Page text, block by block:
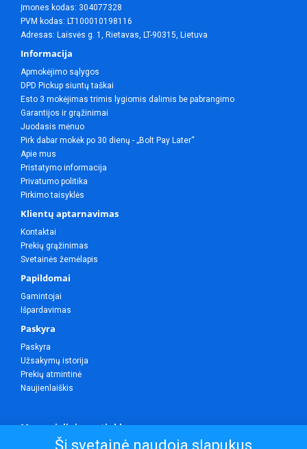
Įmones kodas: 304077328
PVM kodas: LT100010198116
Adresas: Laisvės g. 1, Rietavas, LT-90315, Lietuva
Informacija
Apmokėjimo sąlygos
DPD Pickup siuntų taškai
Esto 3 mokėjimas trimis lygiomis dalimis be pabrangimo
Garantijos ir grąžinimai
Juodasis mėnuo
Pirk dabar mokėk po 30 dienų - „Bolt Pay Later“
Apie mus
Pristatymo informacija
Privatumo politika
Pirkimo taisyklės
Klientų aptarnavimas
Kontaktai
Prekių grąžinimas
Svetainės žemėlapis
Papildomai
Gamintojai
Išpardavimas
Paskyra
Paskyra
Užsakymų istorija
Prekių atmintinė
Naujienlaiškis
Mes socialiniuose tinkluose
Ši svetainė naudoja slapukus